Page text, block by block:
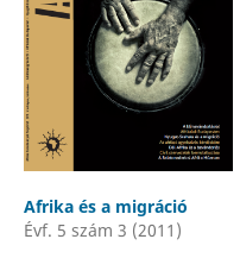
Afrika és a migráció
Évf. 5 szám 3 (2011)